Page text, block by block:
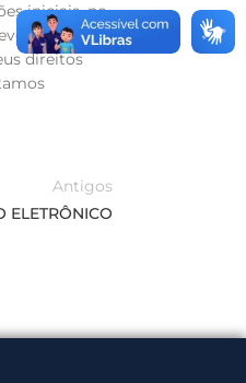
iniciais, no
a
direitos
Antigos
ELETRÔNICO